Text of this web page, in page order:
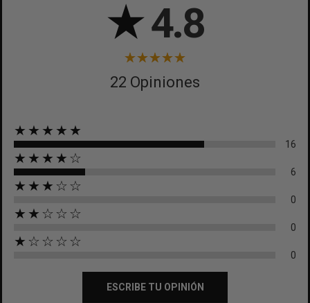
★4.8
22 Opiniones
★★★★★
16
★★★★☆
6
★★★☆☆
0
★★☆☆☆
0
★☆☆☆☆
0
ESCRIBE TU OPINIÓN